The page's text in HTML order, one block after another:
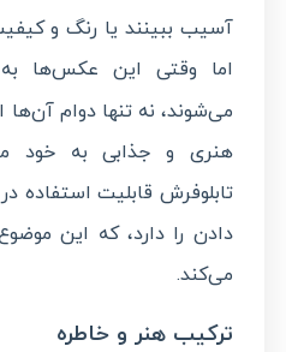
آسیب ببینند یا رنگ و
اما وقتی این عکس‌ها به
می‌شوند، نه تنها دوام
هنری و جذابی به خود
تابلوفرش قابلیت استفاده
دادن را دارد، که این
می‌کند.
ترکیب هنر و خاطره